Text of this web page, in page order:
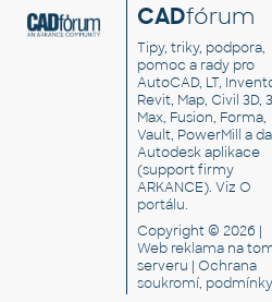
CADfórum
Tipy, triky, podpora,
pomoc a rady pro
AutoCAD, LT,
Revit, Map, Civil 3D,
Max, Fusion, Forma,
Vault, PowerMill a
Autodesk aplikace
(support firmy
ARKANCE). VizO
portálu.
Copyright © 2026 |
Web reklama na
serveru |Ochrana
soukromí, podmínky